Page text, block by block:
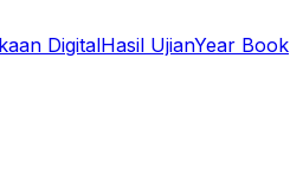
DigitalHasil UjianYear Book